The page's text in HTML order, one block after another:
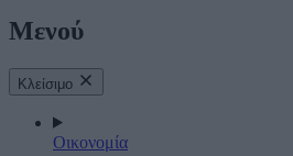
Μενού
Κλείσιμο
Οικονομία